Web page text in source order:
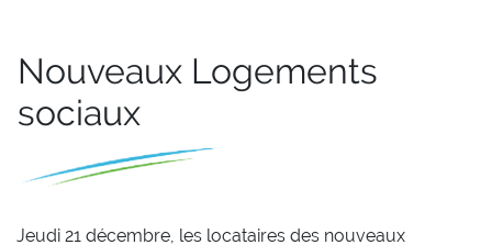
Nouveaux Logements
sociaux
Jeudi 21 décembre, les locataires des nouveaux